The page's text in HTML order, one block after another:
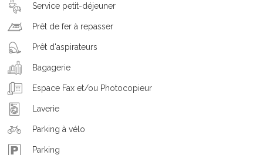
Service petit-déjeuner
Prêt de fer à repasser
Prêt d'aspirateurs
Bagagerie
Espace Fax et/ou Photocopieur
Laverie
Parking à vélo
Parking